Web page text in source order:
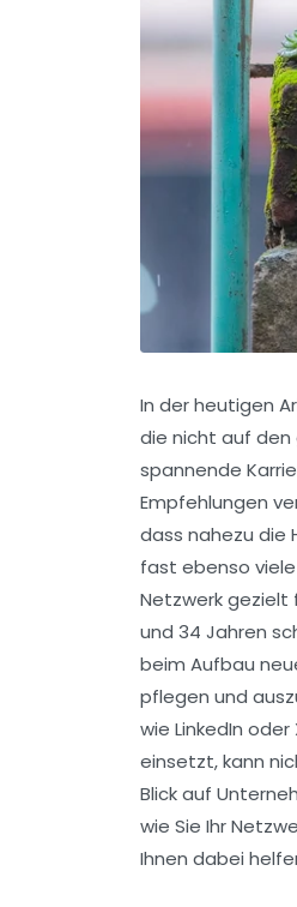
In der heutigen
die nicht auf den
spannende
Empfehlungen
dass nahezu die
fast ebenso
Netzwerk gezielt
und 34 Jahren
beim Aufbau
pflegen und
wie LinkedIn oder
einsetzt, kann
Blick auf
wie Sie Ihr
Ihnen dabei